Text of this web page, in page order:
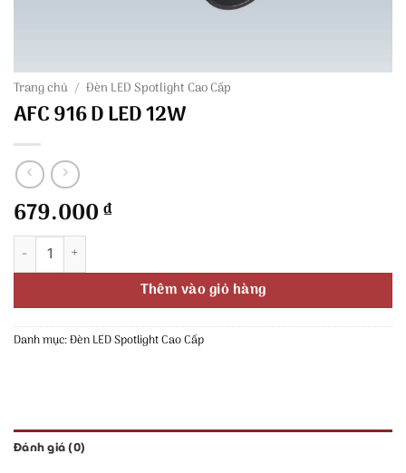
Trang chủ / Đèn LED Spotlight Cao Cấp
AFC 916 D LED 12W
679.000 ₫
AFC 916 D LED 12W số lượng
Thêm vào giỏ hàng
Danh mục:Đèn LED Spotlight Cao Cấp
Đánh giá (0)